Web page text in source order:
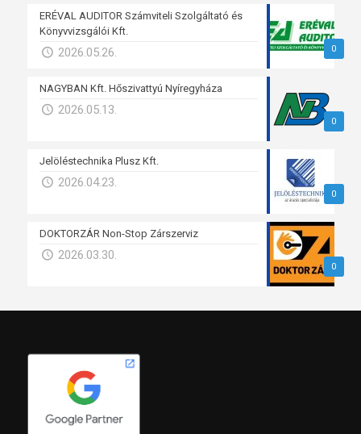
0
ERÉVAL AUDITOR Számviteli Szolgáltató és
Könyvvizsgálói Kft.
2026.05.26.
0
NAGYBAN Kft. Hőszivattyú Nyíregyháza
2026.05.13.
0
Jelöléstechnika Plusz Kft.
2026.04.23.
0
DOKTORZÁR Non-Stop Zárszerviz
2026.03.30.